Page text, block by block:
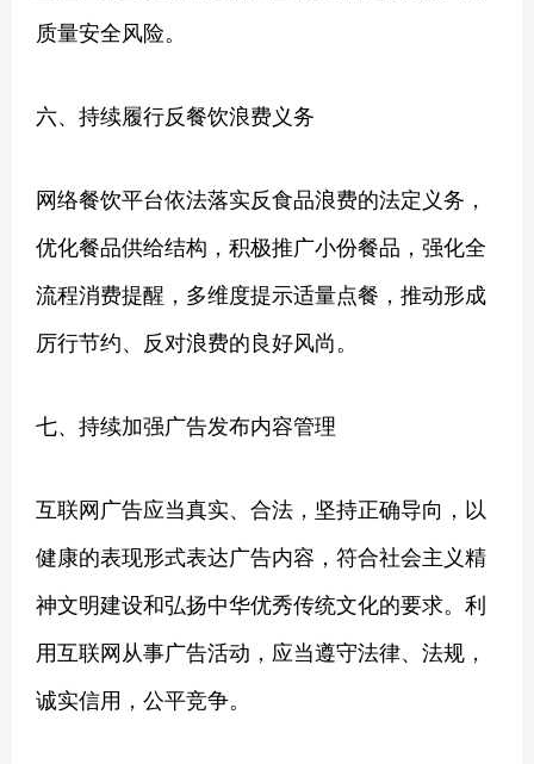
质量安全风险。
六、持续履行反餐饮浪费义务
网络餐饮平台依法落实反食品浪费的法定义务，
优化餐品供给结构，积极推广小份餐品，强化全
流程消费提醒，多维度提示适量点餐，推动形成
厉行节约、反对浪费的良好风尚。
七、持续加强广告发布内容管理
互联网广告应当真实、合法，坚持正确导向，以
健康的表现形式表达广告内容，符合社会主义精
神文明建设和弘扬中华优秀传统文化的要求。利
用互联网从事广告活动，应当遵守法律、法规，
诚实信用，公平竞争。